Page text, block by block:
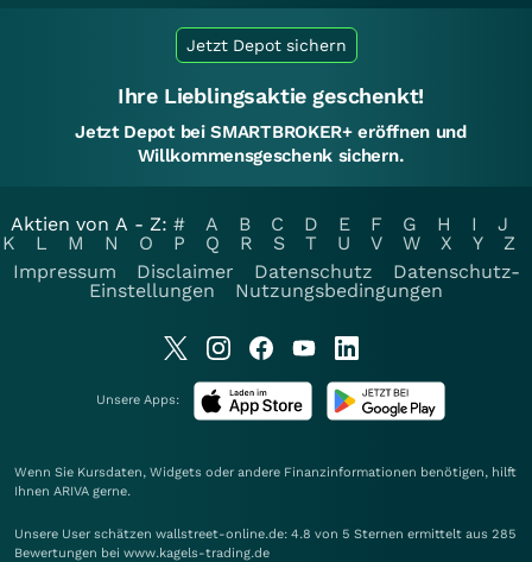
Jetzt Depot sichern
Ihre Lieblingsaktie geschenkt!
Jetzt Depot bei SMARTBROKER+ eröffnen und
Willkommensgeschenk sichern.
Aktien von A - Z: # A B C D E F G H I
J
K
L M N O P Q R S T U V W X Y
Z
Impressum
Disclaimer Datenschutz
Datenschutz-
Einstellungen
Nutzungsbedingungen
Unsere Apps:
Wenn Sie Kursdaten, Widgets oder andere Finanzinformationen benötigen, hilft
Ihnen ARIVA gerne.
Unsere User schätzen wallstreet-online.de: 4.8 von 5 Sternen ermittelt aus 285
Bewertungen bei www.kagels-trading.de